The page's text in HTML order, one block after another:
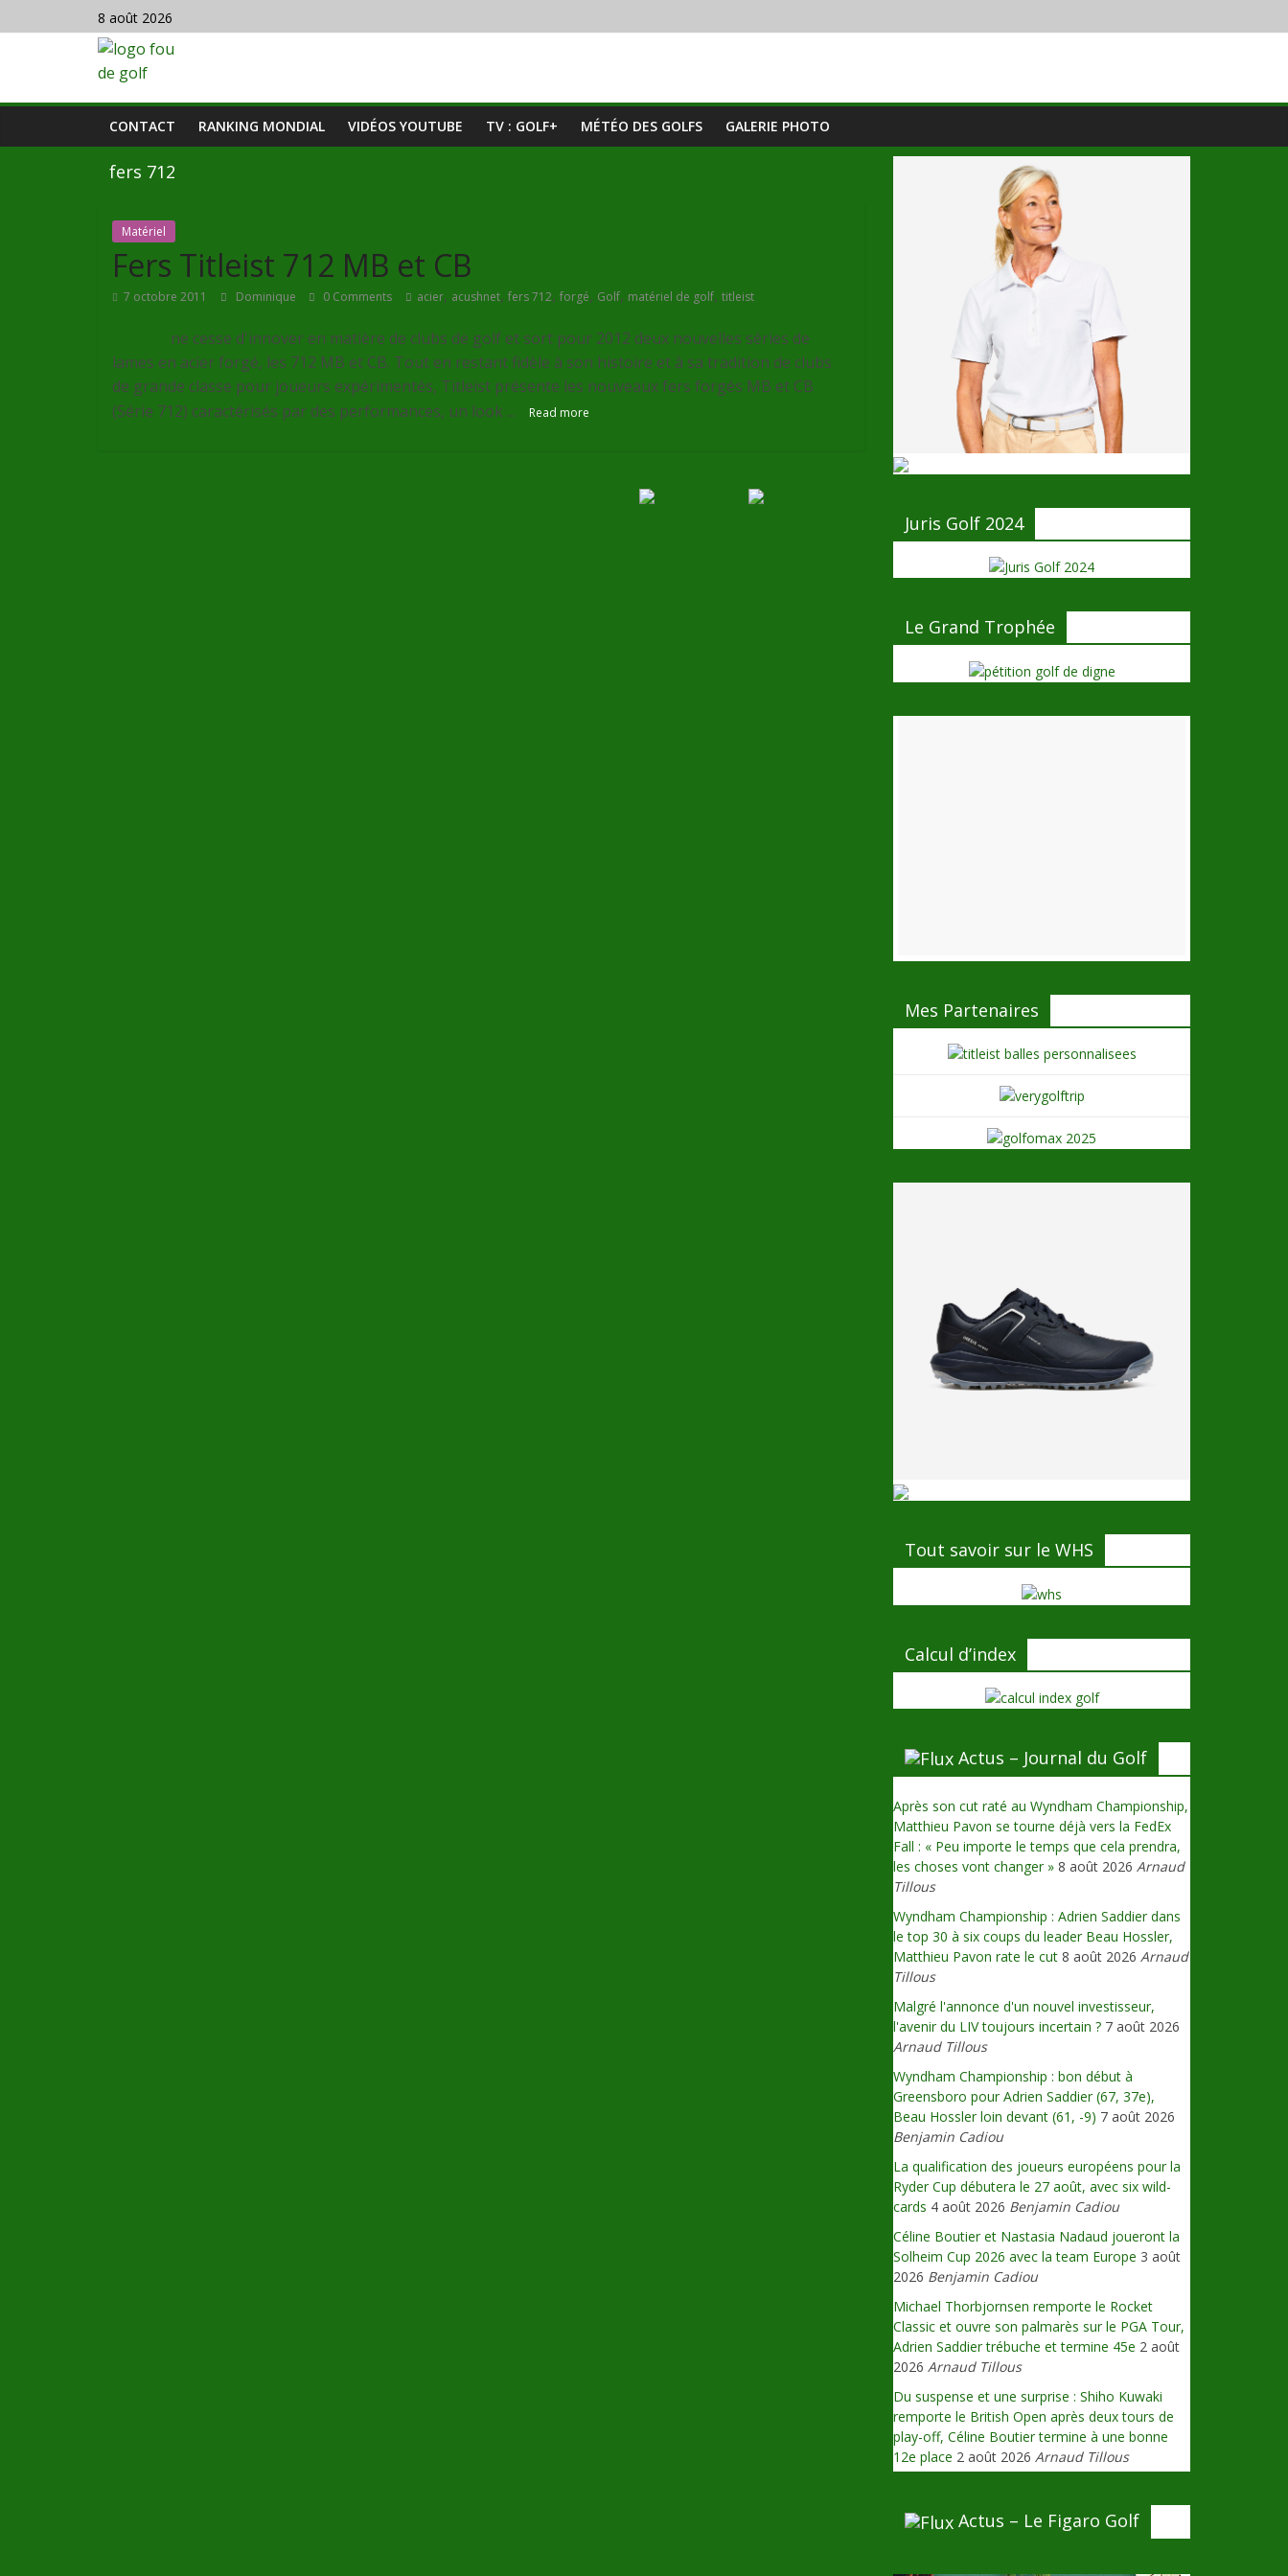
8 août 2026
CONTACT RANKING MONDIAL VIDÉOS YOUTUBE TV : GOLF+ MÉTÉO DES GOLFS GALERIE PHOTO
fers 712
Matériel
Fers Titleist 712 MB et CB
7 octobre 2011 Dominique 0 Comments acier, acushnet, fers 712, forgé, Golf, matériel de golf, titleist
ne cesse d'innover en matière de clubs de golf et sort pour 2012 deux nouvelles séries de
lames en acier forgé, les 712 MB et CB. Tout en restant fidèle à son histoire et à sa tradition de clubs
de grande classe pour joueurs expérimentés, Titleist présente les nouveaux fers forgés MB et CB
(Série 712) caractérisés par des performances, un look ...
Read more
Juris Golf 2024
Le Grand Trophée
Mes Partenaires
Tout savoir sur le WHS
Calcul d’index
Actus – Journal du Golf
Après son cut raté au Wyndham Championship,
Matthieu Pavon se tourne déjà vers la FedEx
Fall : « Peu importe le temps que cela prendra,
les choses vont changer » 8 août 2026 Arnaud
Tillous
Wyndham Championship : Adrien Saddier dans
le top 30 à six coups du leader Beau Hossler,
Matthieu Pavon rate le cut 8 août 2026 Arnaud
Tillous
Malgré l'annonce d'un nouvel investisseur,
l'avenir du LIV toujours incertain ? 7 août 2026
Arnaud Tillous
Wyndham Championship : bon début à
Greensboro pour Adrien Saddier (67, 37e),
Beau Hossler loin devant (61, -9) 7 août 2026
Benjamin Cadiou
La qualification des joueurs européens pour la
Ryder Cup débutera le 27 août, avec six wild-
cards 4 août 2026 Benjamin Cadiou
Céline Boutier et Nastasia Nadaud joueront la
Solheim Cup 2026 avec la team Europe 3 août
2026 Benjamin Cadiou
Michael Thorbjornsen remporte le Rocket
Classic et ouvre son palmarès sur le PGA Tour,
Adrien Saddier trébuche et termine 45e 2 août
2026 Arnaud Tillous
Du suspense et une surprise : Shiho Kuwaki
remporte le British Open après deux tours de
play-off, Céline Boutier termine à une bonne
12e place 2 août 2026 Arnaud Tillous
Actus – Le Figaro Golf